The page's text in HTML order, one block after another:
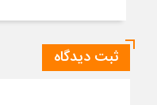
ثبت دیدگاه